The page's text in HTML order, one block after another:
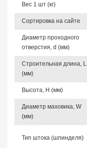
Вес 1 шт (кг)
Сортировка на сайте
Диаметр проходного
отверстия, d (мм)
Строительная длина, L
(мм)
Высота, Н (мм)
Диаметр маховика, W
(мм)
Тип штока (шпинделя)